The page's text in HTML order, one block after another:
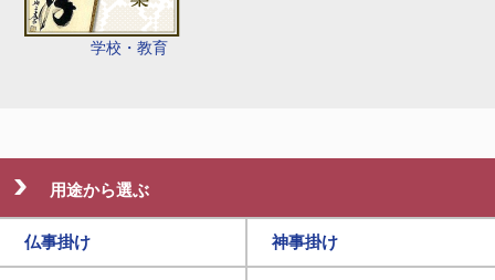
学校・教育
用途から選ぶ
仏事掛け 神事掛け